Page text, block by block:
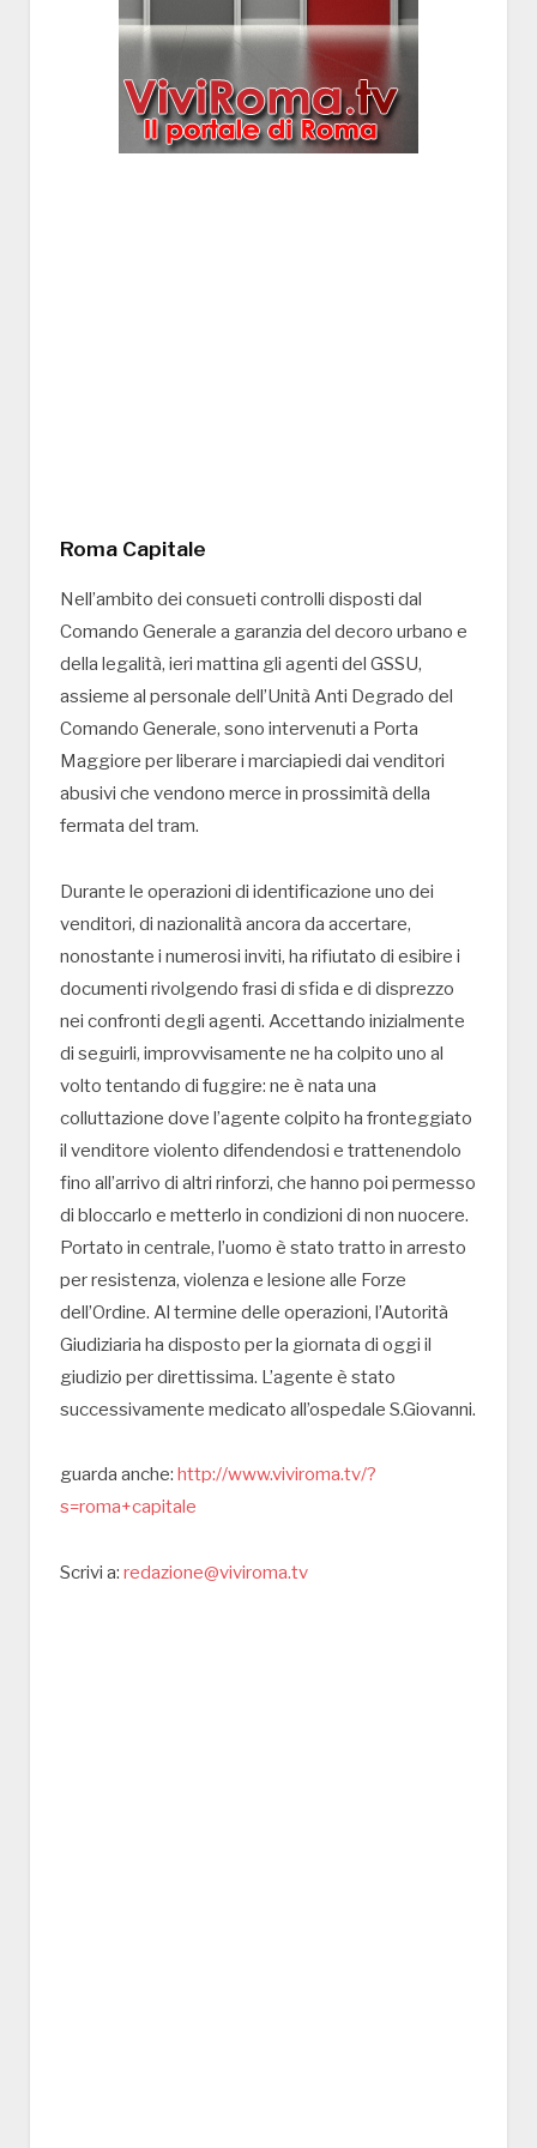
Roma Capitale
Nell’ambito dei consueti controlli disposti dal
Comando Generale a garanzia del decoro urbano e
della legalità, ieri mattina gli agenti del GSSU,
assieme al personale dell’Unità Anti Degrado del
Comando Generale, sono intervenuti a Porta
Maggiore per liberare i marciapiedi dai venditori
abusivi che vendono merce in prossimità della
fermata del tram.
Durante le operazioni di identificazione uno dei
venditori, di nazionalità ancora da accertare,
nonostante i numerosi inviti, ha rifiutato di esibire i
documenti rivolgendo frasi di sfida e di disprezzo
nei confronti degli agenti. Accettando inizialmente
di seguirli, improvvisamente ne ha colpito uno al
volto tentando di fuggire: ne è nata una
colluttazione dove l’agente colpito ha fronteggiato
il venditore violento difendendosi e trattenendolo
fino all’arrivo di altri rinforzi, che hanno poi permesso
di bloccarlo e metterlo in condizioni di non nuocere.
Portato in centrale, l’uomo è stato tratto in arresto
per resistenza, violenza e lesione alle Forze
dell’Ordine. Al termine delle operazioni, l’Autorità
Giudiziaria ha disposto per la giornata di oggi il
giudizio per direttissima. L’agente è stato
successivamente medicato all’ospedale S.Giovanni.
guarda anche: http://www.viviroma.tv/?
s=roma+capitale
Scrivi a: redazione@viviroma.tv